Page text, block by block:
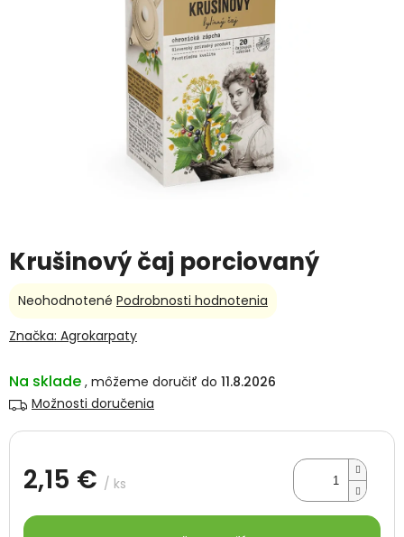
Krušinový čaj porciovaný
Na sklade
11.8.2026
Možnosti doručenia
2,15 € / ks
cena:
Priemerné
produktu
z
5
Neohodnotené Podrobnosti hodnotenia
Značka: Agrokarpaty